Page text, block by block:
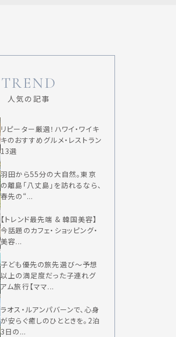
TREND
人気の記事
リピーター厳選！ハワイ・ワイキ
キのおすすめグルメ・レストラン
13選
羽田から55分の大自然。東京
の離島「八丈島」を訪れるなら、
春先の“...
【トレンド最先端 & 韓国美容】
今話題のカフェ・ショッピング・
美容...
子ども優先の旅先選び〜予想
以上の満足度だった子連れグ
アム旅行【ママ...
ラオス・ルアンパバーンで、心身
が安らぐ癒しのひとときを。2泊
3日の...